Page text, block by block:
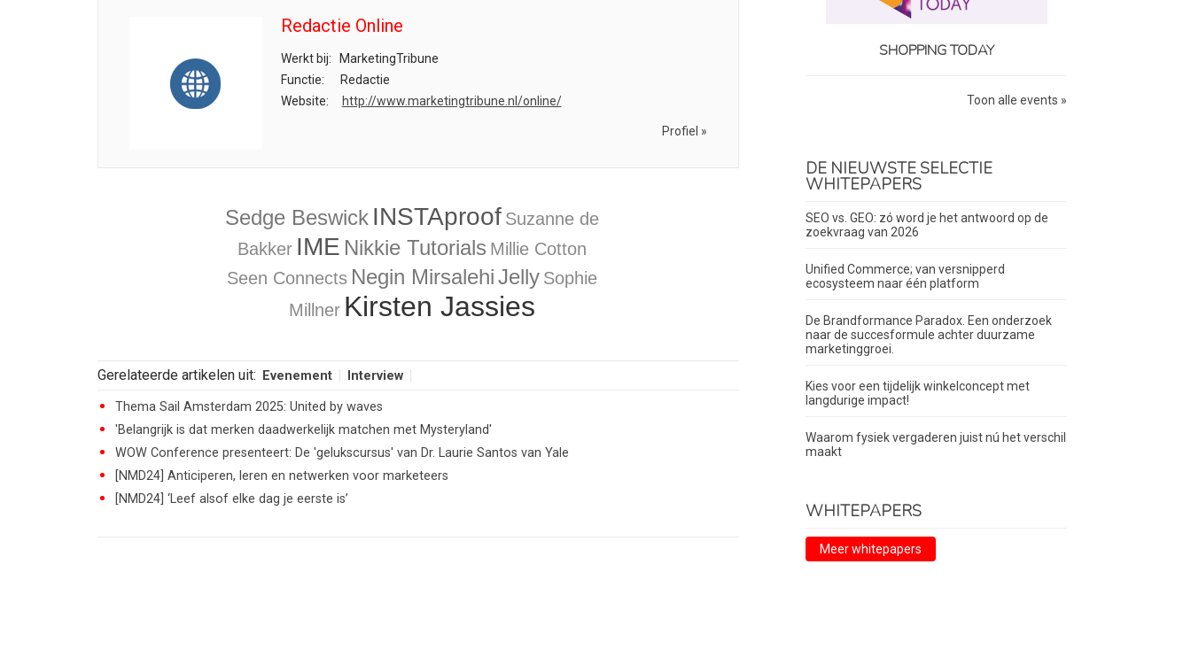
Redactie Online
Werkt bij:
MarketingTribune
Functie:
Redactie
Website:
http://www.marketingtribune.nl/online/
Profiel »
Sedge Beswick INSTAproof Suzanne de
Bakker IME Nikkie Tutorials Millie Cotton
Seen Connects Negin MirsalehiJelly Sophie
Millner Kirsten Jassies
Gerelateerde artikelen uit: Evenement Interview
Thema Sail Amsterdam 2025: United by waves
'Belangrijk is dat merken daadwerkelijk matchen met Mysteryland'
WOW Conference presenteert: De 'gelukscursus' van Dr. Laurie Santos van Yale
[NMD24] Anticiperen, leren en netwerken voor marketeers
[NMD24] ‘Leef alsof elke dag je eerste is’
SHOPPING TODAY
Toon alle events »
DE NIEUWSTE SELECTIE
WHITEPAPERS
SEO vs. GEO: zó word je het antwoord op de
zoekvraag van 2026
Unified Commerce; van versnipperd
ecosysteem naar één platform
De Brandformance Paradox. Een onderzoek
naar de succesformule achter duurzame
marketinggroei.
Kies voor een tijdelijk winkelconcept met
langdurige impact!
Waarom fysiek vergaderen juist nú het verschil
maakt
WHITEPAPERS
Meer whitepapers